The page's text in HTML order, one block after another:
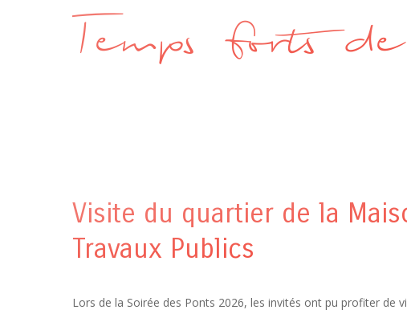
Temps forts
Visite du quartier de la
Travaux Publics
Lors de la Soirée des Ponts 2026, les invités ont pu profiter de